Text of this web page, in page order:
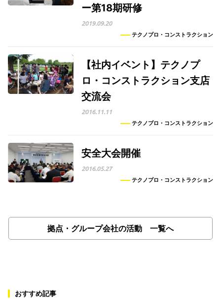
ー第18期研修
2019.09.20
テクノプロ・コンストラクション
【社内イベント】テクノプ
ロ・コンストラクション支店
交流会
2016.11.11
テクノプロ・コンストラクション
安全大会開催
2016.05.27
テクノプロ・コンストラクション
拠点・グループ会社の活動 一覧へ
おすすめ記事